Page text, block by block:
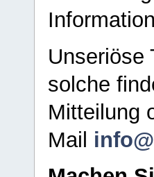
Unseriöse
solche
Mitteilung
Mail